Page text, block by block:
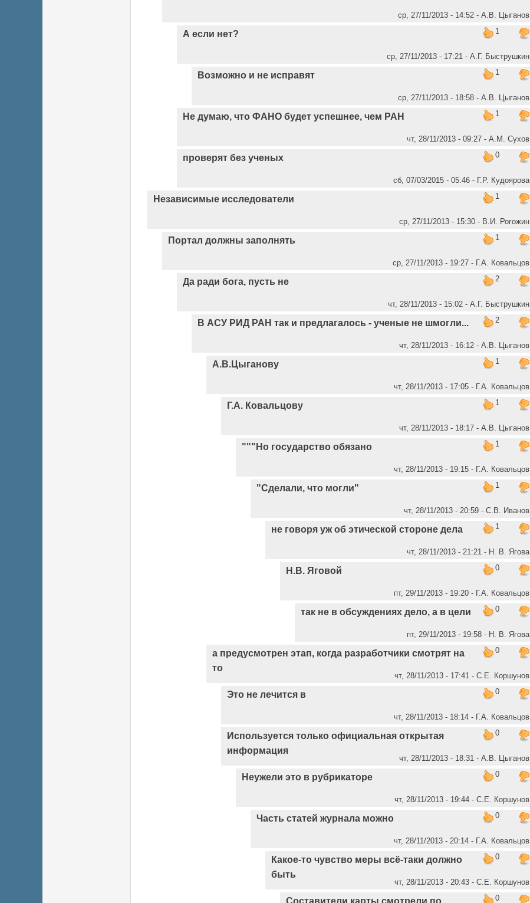
ср, 27/11/2013 - 14:52 - А.В. Цыганов
1
А если нет?
ср, 27/11/2013 - 17:21 - А.Г. Быструшкин
1
Возможно и не исправят
ср, 27/11/2013 - 18:58 - А.В. Цыганов
1
Не думаю, что ФАНО будет успешнее, чем РАН
чт, 28/11/2013 - 09:27 - А.М. Сухов
0
проверят без ученых
сб, 07/03/2015 - 05:46 - Г.Р. Кудоярова
1
Независимые исследователи
ср, 27/11/2013 - 15:30 - В.И. Рогожин
1
Портал должны заполнять
ср, 27/11/2013 - 19:27 - Г.А. Ковальцов
2
Да ради бога, пусть не
чт, 28/11/2013 - 15:02 - А.Г. Быструшкин
2
В АСУ РИД РАН так и предлагалось - ученые не шмогли...
чт, 28/11/2013 - 16:12 - А.В. Цыганов
1
А.В.Цыганову
чт, 28/11/2013 - 17:05 - Г.А. Ковальцов
1
Г.А. Ковальцову
чт, 28/11/2013 - 18:17 - А.В. Цыганов
1
"""Но государство обязано
чт, 28/11/2013 - 19:15 - Г.А. Ковальцов
1
"Сделали, что могли"
чт, 28/11/2013 - 20:59 - С.В. Иванов
1
не говоря уж об этической стороне дела
чт, 28/11/2013 - 21:21 - Н. В. Ягова
0
Н.В. Яговой
пт, 29/11/2013 - 19:20 - Г.А. Ковальцов
0
так не в обсуждениях дело, а в цели
пт, 29/11/2013 - 19:58 - Н. В. Ягова
0
а предусмотрен этап, когда разработчики смотрят на
то
чт, 28/11/2013 - 17:41 - С.Е. Коршунов
0
Это не лечится в
чт, 28/11/2013 - 18:14 - Г.А. Ковальцов
0
Используется только официальная открытая
информация
чт, 28/11/2013 - 18:31 - А.В. Цыганов
0
Неужели это в рубрикаторе
чт, 28/11/2013 - 19:44 - С.Е. Коршунов
0
Часть статей журнала можно
чт, 28/11/2013 - 20:14 - Г.А. Ковальцов
0
Какое-то чувство меры всё-таки должно
быть
чт, 28/11/2013 - 20:43 - С.Е. Коршунов
0
Составители карты смотрели по